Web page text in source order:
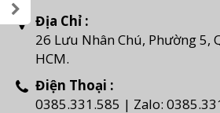
Địa Chỉ :
26 Lưu Nhân Chú, Phường 5,
HCM.
Điện Thoại :
0385.331.585 | Zalo: